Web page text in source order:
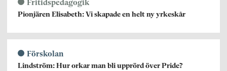
Fritidspedagogik
Pionjären Elisabeth: Vi skapade en helt ny yrkeskår
Förskolan
Lindström: Hur orkar man bli upprörd över Pride?